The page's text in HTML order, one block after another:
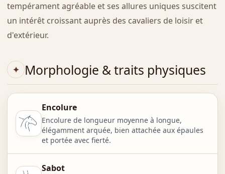
tempérament agréable et ses allures uniques suscitent
un intérêt croissant auprès des cavaliers de loisir et
d'extérieur.
Morphologie & traits physiques
Encolure
Encolure de longueur moyenne à longue,
élégamment arquée, bien attachée aux épaules
et portée avec fierté.
Sabot